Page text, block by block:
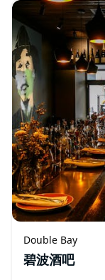
Double Bay
碧波酒吧